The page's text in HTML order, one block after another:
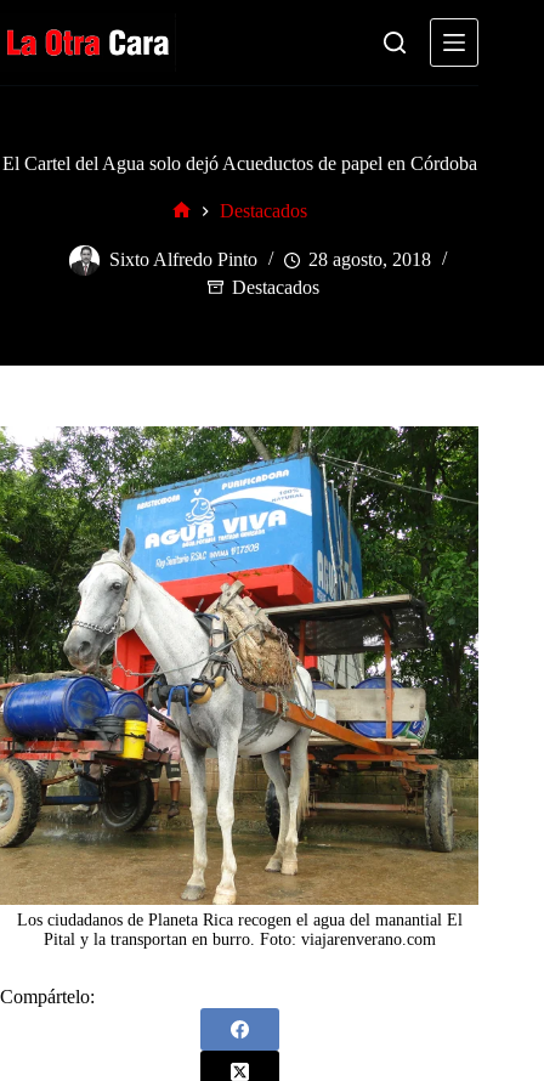
al
contenido
El Cartel del Agua solo dejó Acueductos de papel en Córdoba
Destacados
Sixto Alfredo Pinto
28 agosto, 2018
Destacados
Los ciudadanos de Planeta Rica recogen el agua del manantial El
Pital y la transportan en burro. Foto: viajarenverano.com
Compártelo: